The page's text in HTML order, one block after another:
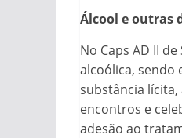
Álcool e outras
No Caps AD II
alcoólica, sendo
substância
encontros e
adesão ao